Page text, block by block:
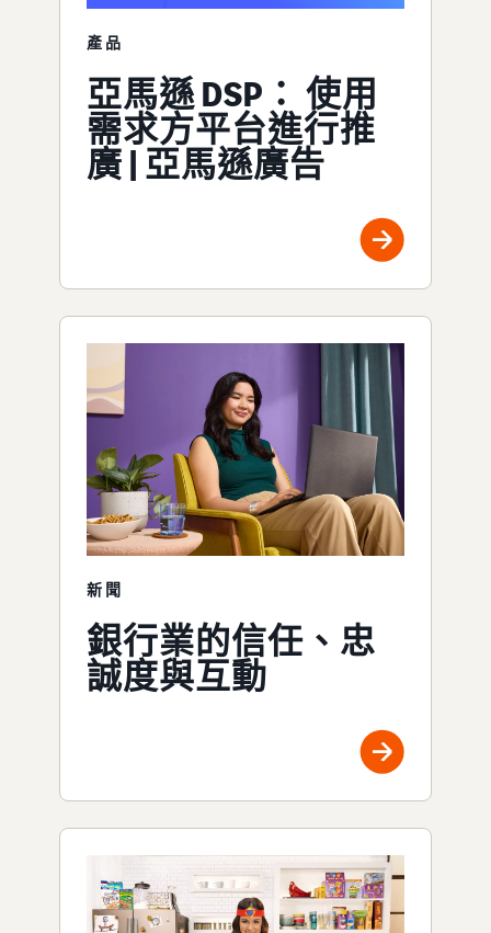
產品
亞馬遜 DSP： 使用
需求方平台進行推
廣 | 亞馬遜廣告
新聞
銀行業的信任、忠
誠度與互動